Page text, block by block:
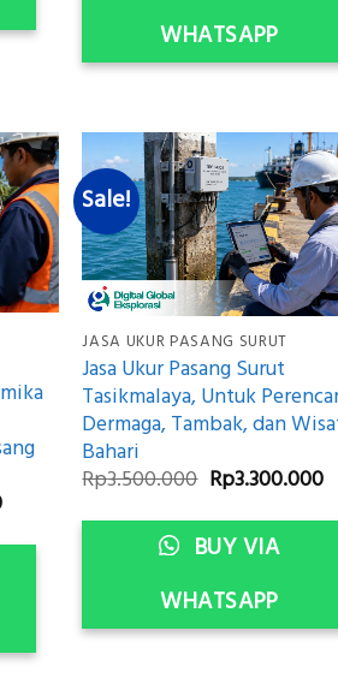
WHATSAPP
Current
is:
Sale!
JASA UKUR PASANG SURUT
Jasa Ukur Pasang Surut
Tasikmalaya, Untuk
Dermaga, Tambak, dan
Bahari
Rp3.500.000 Original
was:
Rp3.500.000.
Rp3.300.000
BUY VIA
WHATSAPP